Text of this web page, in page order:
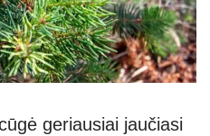
geriausiai jaučiasi